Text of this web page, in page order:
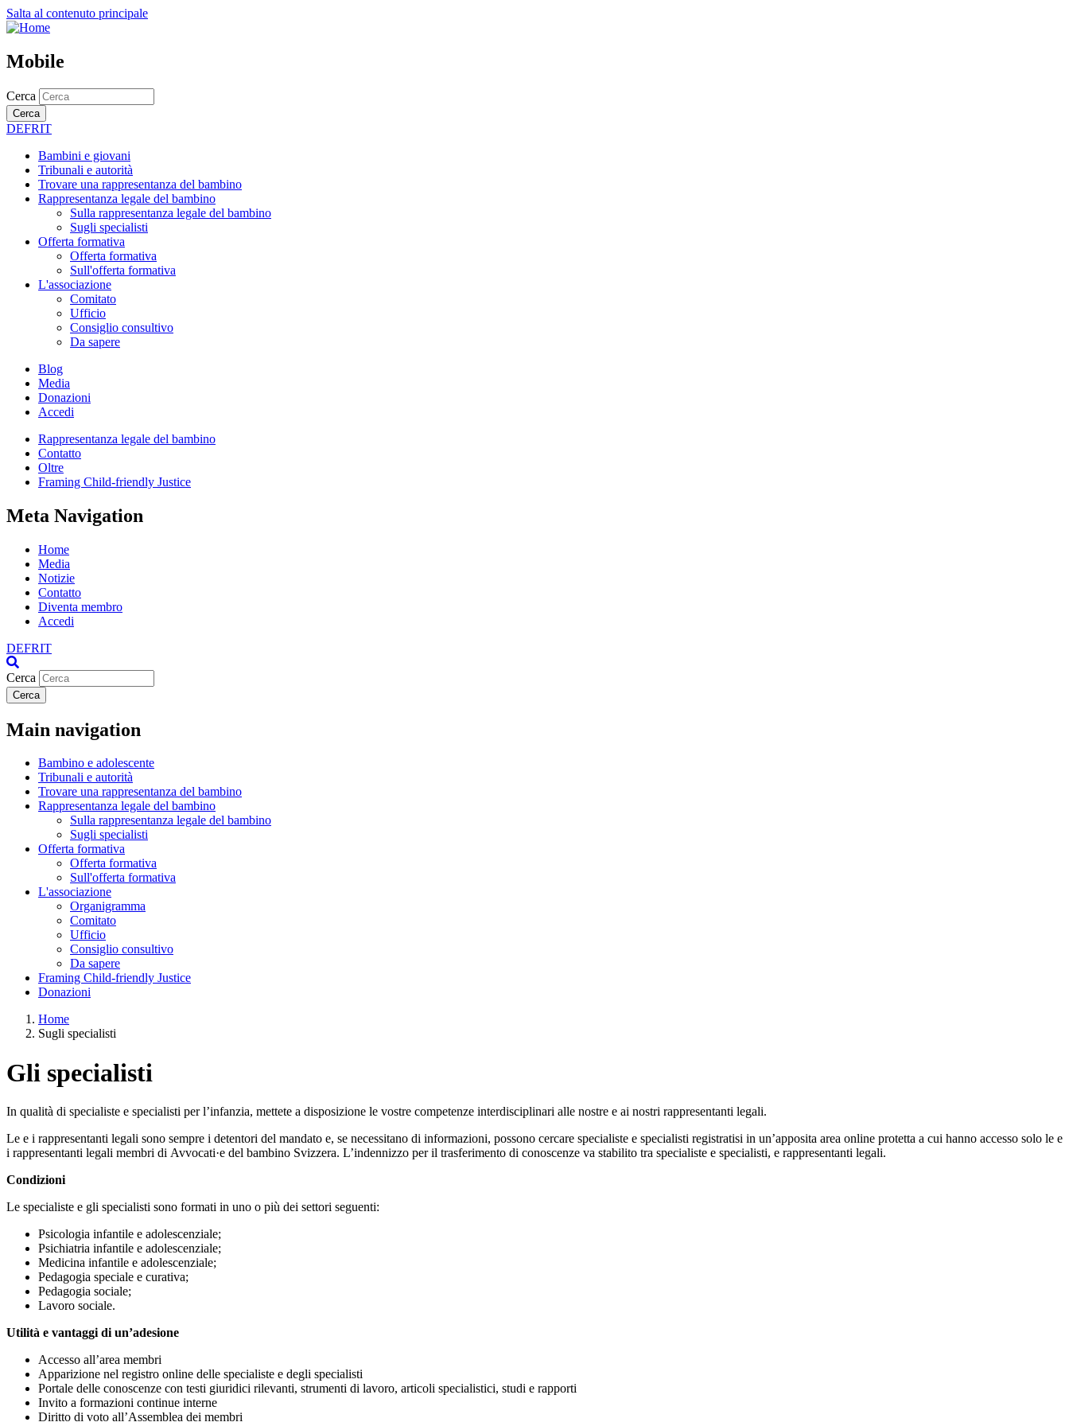
Salta al contenuto principale
Mobile
Cerca
Cerca
DEFRIT
Bambini e giovani
Tribunali e autorità
Trovare una rappresentanza del bambino
Rappresentanza legale del bambino
Sulla rappresentanza legale del bambino
Sugli specialisti
Offerta formativa
Offerta formativa
Sull'offerta formativa
L'associazione
Comitato
Ufficio
Consiglio consultivo
Da sapere
Blog
Media
Donazioni
Accedi
Rappresentanza legale del bambino
Contatto
Oltre
Framing Child-friendly Justice
Meta Navigation
Home
Media
Notizie
Contatto
Diventa membro
Accedi
DEFRIT
Cerca
Cerca
Main navigation
Bambino e adolescente
Tribunali e autorità
Trovare una rappresentanza del bambino
Rappresentanza legale del bambino
Sulla rappresentanza legale del bambino
Sugli specialisti
Offerta formativa
Offerta formativa
Sull'offerta formativa
L'associazione
Organigramma
Comitato
Ufficio
Consiglio consultivo
Da sapere
Framing Child-friendly Justice
Donazioni
Home
Sugli specialisti
Gli specialisti
In qualità di specialiste e specialisti per l’infanzia, mettete a disposizione le vostre competenze interdisciplinari alle nostre e ai nostri rappresentanti legali.
Le e i rappresentanti legali sono sempre i detentori del mandato e, se necessitano di informazioni, possono cercare specialiste e specialisti registratisi in un’apposita area online protetta a cui hanno accesso solo le e
i rappresentanti legali membri di Avvocati·e del bambino Svizzera. L’indennizzo per il trasferimento di conoscenze va stabilito tra specialiste e specialisti, e rappresentanti legali.
Condizioni
Le specialiste e gli specialisti sono formati in uno o più dei settori seguenti:
Psicologia infantile e adolescenziale;
Psichiatria infantile e adolescenziale;
Medicina infantile e adolescenziale;
Pedagogia speciale e curativa;
Pedagogia sociale;
Lavoro sociale.
Utilità e vantaggi di un’adesione
Accesso all’area membri
Apparizione nel registro online delle specialiste e degli specialisti
Portale delle conoscenze con testi giuridici rilevanti, strumenti di lavoro, articoli specialistici, studi e rapporti
Invito a formazioni continue interne
Diritto di voto all’Assemblea dei membri